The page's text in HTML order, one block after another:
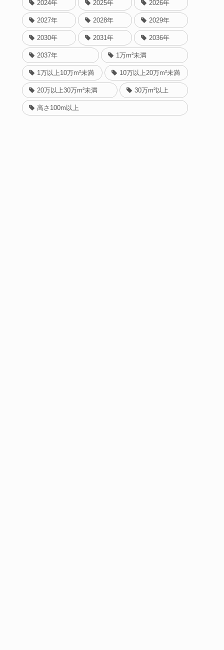
2024年 2025年 2026年
2027年 2028年 2029年
2030年 2031年 2036年
2037年 1万m²未満
1万以上10万m²未満 10万以上20万m²未満
20万以上30万m²未満 30万m²以上
高さ100m以上